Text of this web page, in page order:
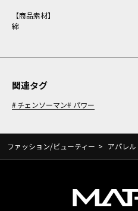
【商品素材】
綿
関連タグ
チェンソーマン パワー
ファッション/ビューティー > アパレル